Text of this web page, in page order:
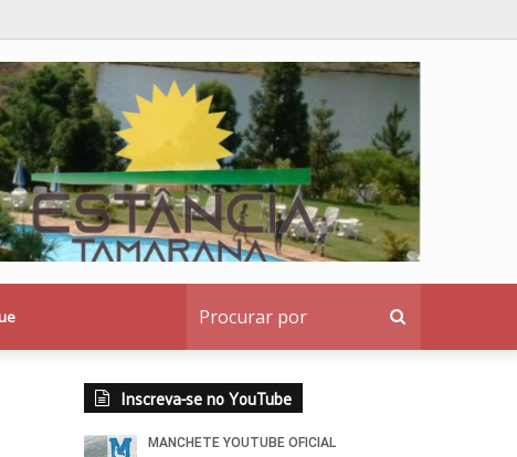
institucional ao denunciante
Inscreva-se no YouTube